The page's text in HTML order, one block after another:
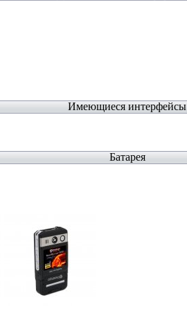
Имеющиеся интерфейсы
Батарея